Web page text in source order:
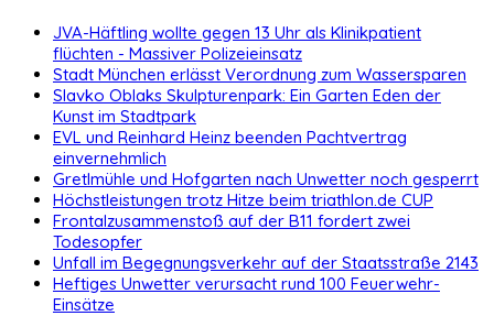
JVA-Häftling wollte gegen 13 Uhr als Klinikpatient
flüchten - Massiver Polizeieinsatz
Stadt München erlässt Verordnung zum Wassersparen
Slavko Oblaks Skulpturenpark: Ein Garten Eden der
Kunst im Stadtpark
EVL und Reinhard Heinz beenden Pachtvertrag
einvernehmlich
Gretlmühle und Hofgarten nach Unwetter noch gesperrt
Höchstleistungen trotz Hitze beim triathlon.de CUP
Frontalzusammenstoß auf der B11 fordert zwei
Todesopfer
Unfall im Begegnungsverkehr auf der Staatsstraße 2143
Heftiges Unwetter verursacht rund 100 Feuerwehr-
Einsätze